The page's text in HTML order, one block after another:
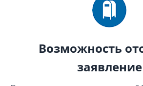
Возможность
заявление